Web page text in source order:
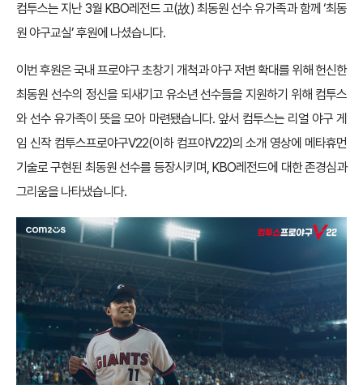
컴투스는 지난 3월 KBO레전드 고(故) 최동원 선수 유가족과 함께 ‘최동
원 야구교실’ 후원에 나셨습니다.
이번 후원은 국내 프로야구 초창기 개척과 야구 저변 확대를 위해 헌신한
최동원 선수의 정신을 되새기고 유소년 선수들을 지원하기 위해 컴투스
와 선수 유가족이 뜻을 모아 마련됐습니다. 앞서 컴투스는 리얼 야구 게
임 신작 컴투스프로야구V22(이하 컴프야V22)의 소개 영상에 메타휴먼
기술로 구현된 최동원 선수를 등장시키며, KBO레전드에 대한 존경심과
그리움을 나타냈습니다.